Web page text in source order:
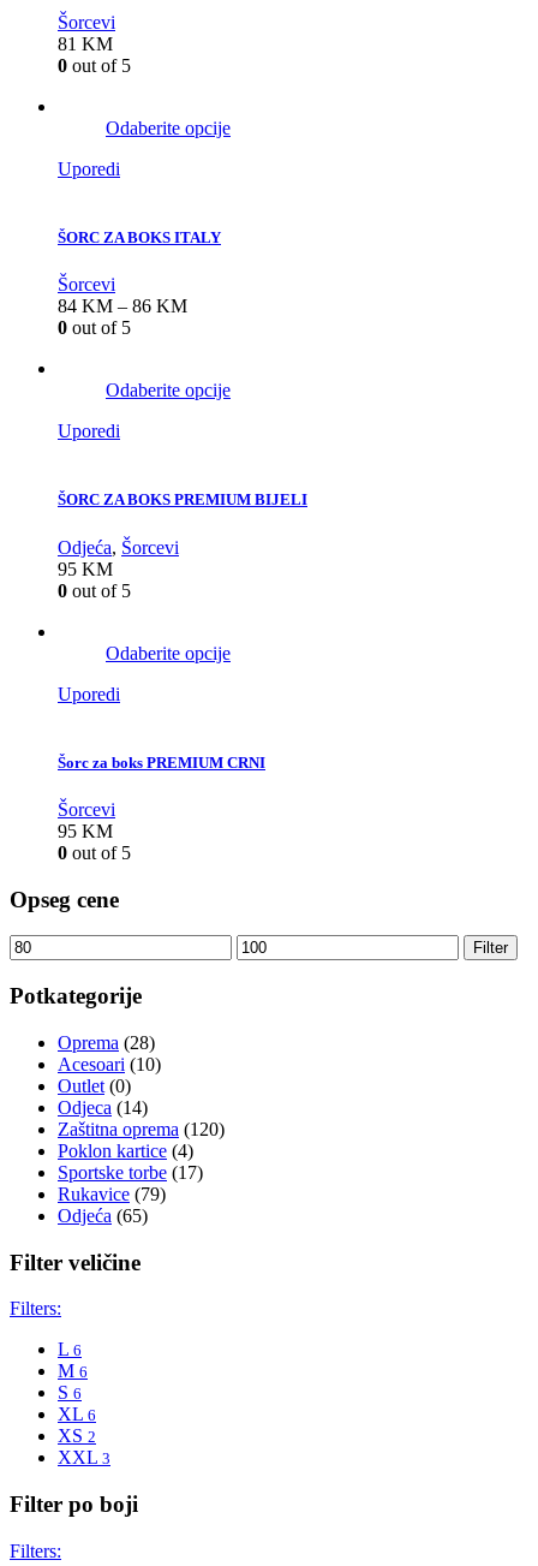
Šorcevi
81 KM
0 out of 5
Odaberite opcije
Uporedi
ŠORC ZA BOKS ITALY
Šorcevi
84 KM – 86 KM
0 out of 5
Odaberite opcije
Uporedi
ŠORC ZA BOKS PREMIUM BIJELI
Odjeća, Šorcevi
95 KM
0 out of 5
Odaberite opcije
Uporedi
Šorc za boks PREMIUM CRNI
Šorcevi
95 KM
0 out of 5
Opseg cene
Filter
Potkategorije
Oprema (28)
Acesoari (10)
Outlet (0)
Odjeca (14)
Zaštitna oprema (120)
Poklon kartice (4)
Sportske torbe (17)
Rukavice (79)
Odjeća (65)
Filter veličine
Filters:
L 6
M 6
S 6
XL 6
XS 2
XXL 3
Filter po boji
Filters: